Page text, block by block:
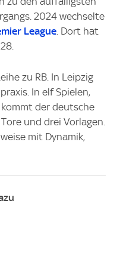
2024 wechselte
League . Dort hat
zu RB. In Leipzig
In elf Spielen,
der deutsche
und drei Vorlagen.
mit Dynamik,